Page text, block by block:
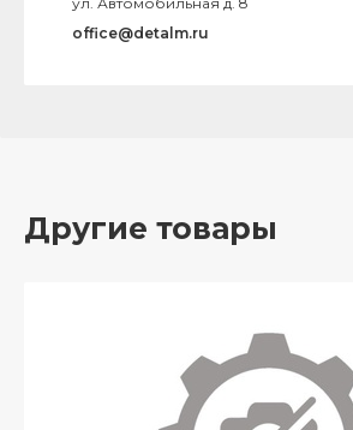
office@detalm.ru
Другие товары